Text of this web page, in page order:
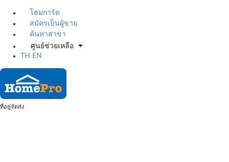
โฮมการ์ด
สมัครเป็นผู้ขาย
ค้นหาสาขา
ศูนย์ช่วยเหลือ
TH
EN
ที่อยู่จัดส่ง